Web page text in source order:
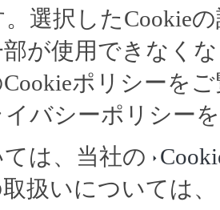
選択したCookie
が使用できなく
ポリシーを
バシーポリシー
は、当社の
扱いについては